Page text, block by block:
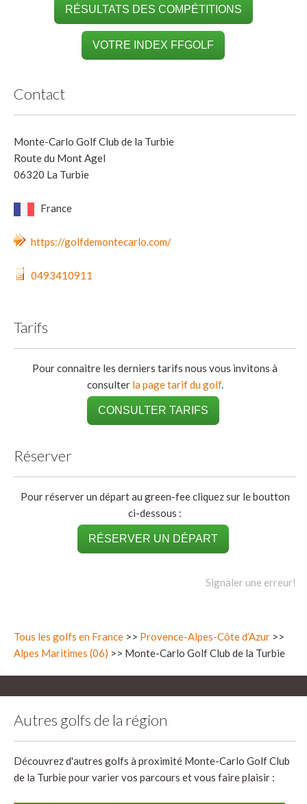
RÉSULTATS DES COMPÉTITIONS
VOTRE INDEX FFGOLF
Contact
Monte-Carlo Golf Club de la Turbie
Route du Mont Agel
06320 La Turbie
France
https://golfdemontecarlo.com/
0493410911
Tarifs
Pour connaitre les derniers tarifs nous vous invitons à
consulter la page tarif du golf.
CONSULTER TARIFS
Réserver
Pour réserver un départ au green-fee cliquez sur le boutton
ci-dessous :
RÉSERVER UN DÉPART
Signaler une erreur!
Tous les golfs en France >> Provence-Alpes-Côte d’Azur >>
Alpes Maritimes (06) >> Monte-Carlo Golf Club de la Turbie
Autres golfs de la région
Découvrez d'autres golfs à proximité Monte-Carlo Golf Club
de la Turbie pour varier vos parcours et vous faire plaisir :